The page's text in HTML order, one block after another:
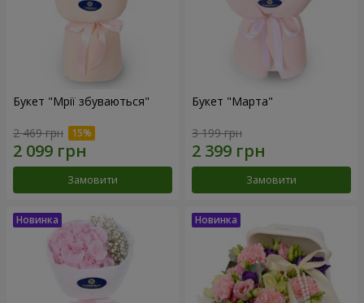
Букет "Мрії збуваються"
2 469 грн
Замовити
Букет "Марта"
3 199 грн
Замовити